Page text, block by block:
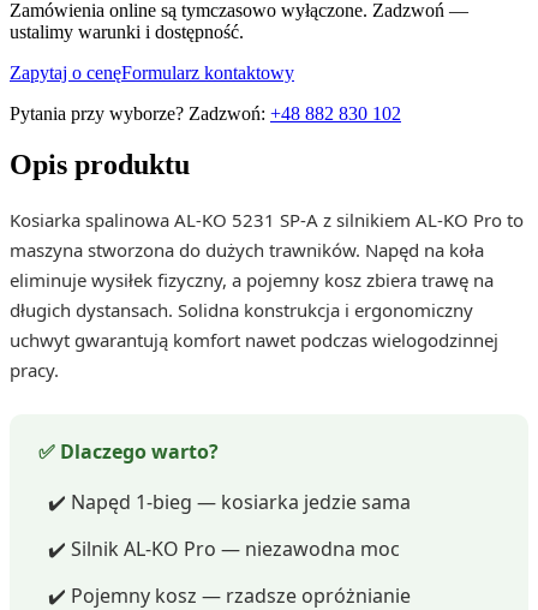
Zamówienia online są tymczasowo wyłączone. Zadzwoń —
ustalimy warunki i dostępność.
Zapytaj o cenęFormularz kontaktowy
Pytania przy wyborze? Zadzwoń: +48 882 830 102
Opis produktu
Kosiarka spalinowa AL-KO 5231 SP-A z silnikiem AL-KO Pro to
maszyna stworzona do dużych trawników. Napęd na koła
eliminuje wysiłek fizyczny, a pojemny kosz zbiera trawę na
długich dystansach. Solidna konstrukcja i ergonomiczny
uchwyt gwarantują komfort nawet podczas wielogodzinnej
pracy.
✅ Dlaczego warto?
✔️ Napęd 1-bieg — kosiarka jedzie sama
✔️ Silnik AL-KO Pro — niezawodna moc
✔️ Pojemny kosz — rzadsze opróżnianie